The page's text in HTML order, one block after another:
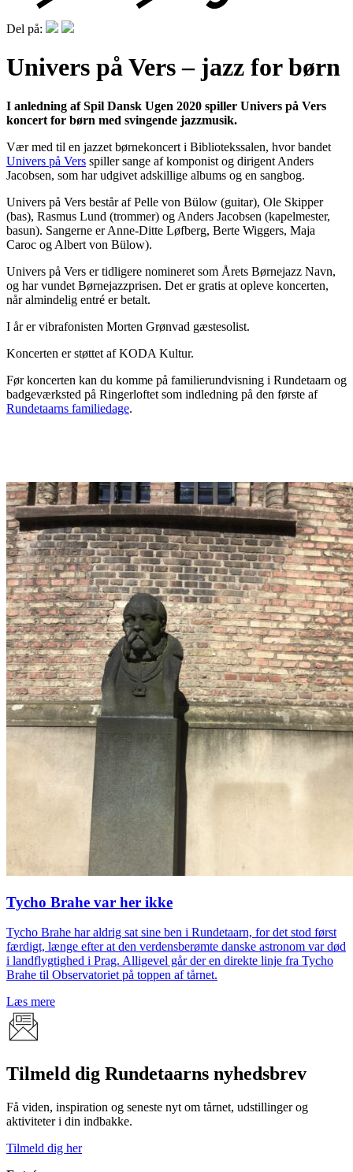
Del på:
Univers på Vers – jazz for børn
I anledning af Spil Dansk Ugen 2020 spiller Univers på Vers
koncert for børn med svingende jazzmusik.
Vær med til en jazzet børnekoncert i Bibliotekssalen, hvor bandet
Univers på Vers spiller sange af komponist og dirigent Anders
Jacobsen, som har udgivet adskillige albums og en sangbog.
Univers på Vers består af Pelle von Bülow (guitar), Ole Skipper
(bas), Rasmus Lund (trommer) og Anders Jacobsen (kapelmester,
basun). Sangerne er Anne-Ditte Løfberg, Berte Wiggers, Maja
Caroc og Albert von Bülow).
Univers på Vers er tidligere nomineret som Årets Børnejazz Navn,
og har vundet Børnejazzprisen. Det er gratis at opleve koncerten,
når almindelig entré er betalt.
I år er vibrafonisten Morten Grønvad gæstesolist.
Koncerten er støttet af KODA Kultur.
Før koncerten kan du komme på familierundvisning i Rundetaarn og
badgeværksted på Ringerloftet som indledning på den første af
Rundetaarns familiedage.
Tycho Brahe var her ikke
Tycho Brahe har aldrig sat sine ben i Rundetaarn, for det stod først
færdigt, længe efter at den verdensberømte danske astronom var død
i landflygtighed i Prag. Alligevel går der en direkte linje fra Tycho
Brahe til Observatoriet på toppen af tårnet.
Læs mere
Tilmeld dig Rundetaarns nyhedsbrev
Få viden, inspiration og seneste nyt om tårnet, udstillinger og
aktiviteter i din indbakke.
Tilmeld dig her